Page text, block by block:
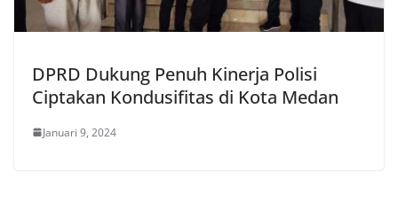
DPRD Dukung Penuh Kinerja Polisi
Ciptakan Kondusifitas di Kota Medan
Januari 9, 2024